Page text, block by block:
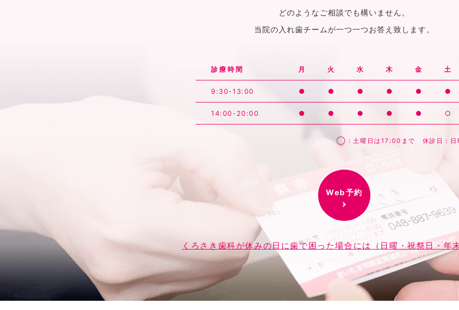
どのようなご相談でも構いません。
当院の入れ歯チームが一つ一つお答え致します。
診療時間 月 火 水 木 金 土
9:30-13:00 ● ● ● ● ● ●
14:00-20:00 ● ● ● ● ● ○
◯：土曜日は17:00まで 休診日：日
Web予約
くろさき歯科が休みの日に歯で困った場合には（日曜・祝祭日・年